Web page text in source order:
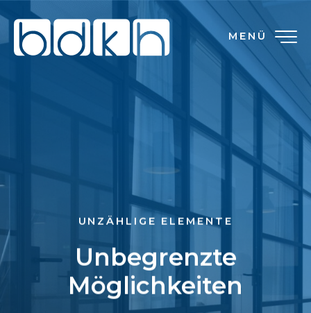
MENÜ
UNZÄHLIGE ELEMENTE
Unbegrenzte
Möglichkeiten